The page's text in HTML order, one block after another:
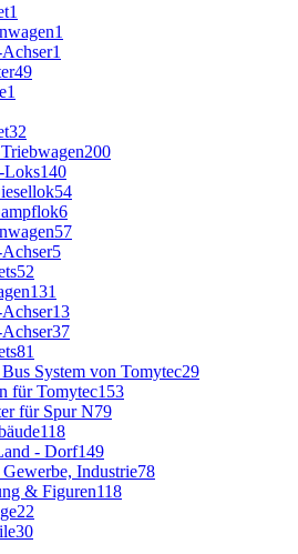
1
1
1
49
1
32
200
Loks140
54
6
57
5
52
131
13
37
81
System von Tomytec29
für Tomytec153
für Spur N79
118
- Dorf149
Industrie78
& Figuren118
22
30